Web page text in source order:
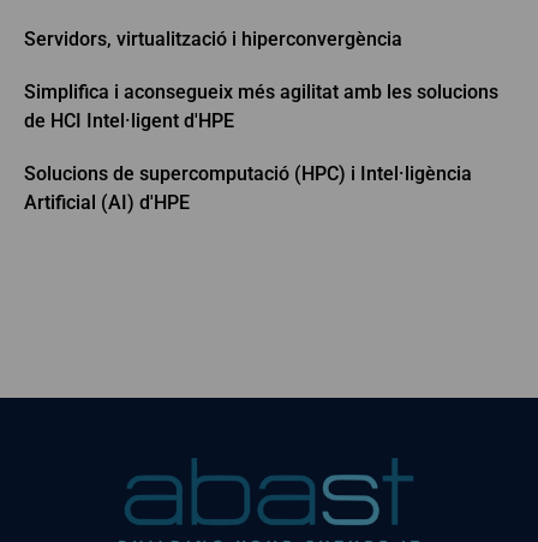
Servidors, virtualització i hiperconvergència
Simplifica i aconsegueix més agilitat amb les solucions
de HCI Intel·ligent d'HPE
Solucions de supercomputació (HPC) i Intel·ligència
Artificial (AI) d'HPE